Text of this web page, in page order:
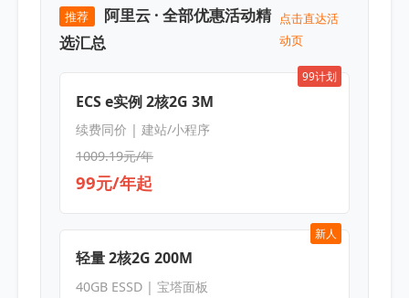
推荐
阿里云 · 全部优惠活动精
选汇总
点击直达活
动页
99计划
ECS e实例 2核2G 3M
续费同价 | 建站/小程序
1009.19元/年
99元/年起
新人
轻量 2核2G 200M
40GB ESSD | 宝塔面板